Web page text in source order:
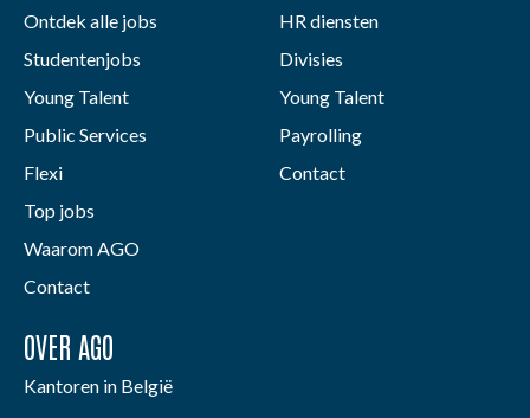
Ontdek alle jobs
Studentenjobs
Young Talent
Public Services
Flexi
Top jobs
Waarom AGO
Contact
HR diensten
Divisies
Young Talent
Payrolling
Contact
OVER AGO
Kantoren in België